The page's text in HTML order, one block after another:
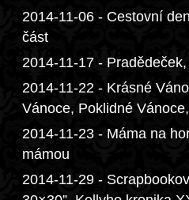
2014-11-06 - Cestovní
část
2014-11-17 -
2014-11-22 - Krásné
Vánoce, Poklidné
2014-11-23 - Máma na
mámou
2014-11-29 -